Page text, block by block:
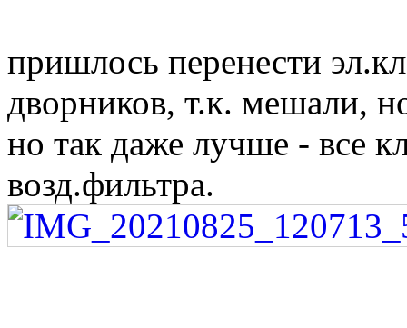
пришлось перенести
дворников, т.к. мешали,
но так даже лучше - все
возд.фильтра.